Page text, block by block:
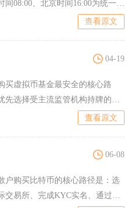
间08:00、北京时间16:00为统一结
查看原文
04-19
买虚拟币基金最安全的核心路
先选择受主流监管机构持牌的合
只投有明确备案、资
查看原文
06-08
户购买比特币的核心路径是：选
交易所、完成KYC实名、通过